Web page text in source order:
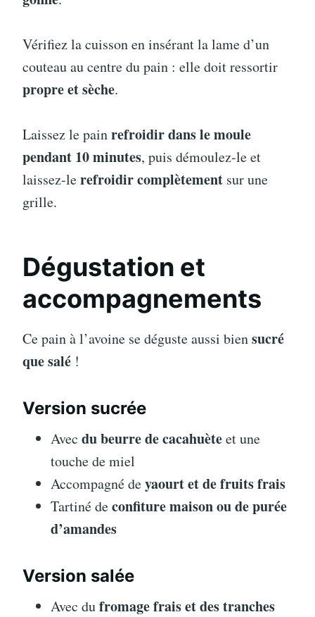
Vérifiez la cuisson en insérant la lame d’un
couteau au centre du pain : elle doit ressortir
propre et sèche.
Laissez le painrefroidir dans le moule
pendant 10 minutes, puis démoulez-le et
laissez-lerefroidir complètement sur une
grille.
Dégustation et
accompagnements
Ce pain à l’avoine se déguste aussi biensucré
que salé !
Version sucrée
Avec du beurre de cacahuèteet une
touche de miel
Accompagné deyaourt et de fruits frais
Tartiné deconfiture maison ou de purée
d’amandes
Version salée
Avec dufromage frais et des tranches